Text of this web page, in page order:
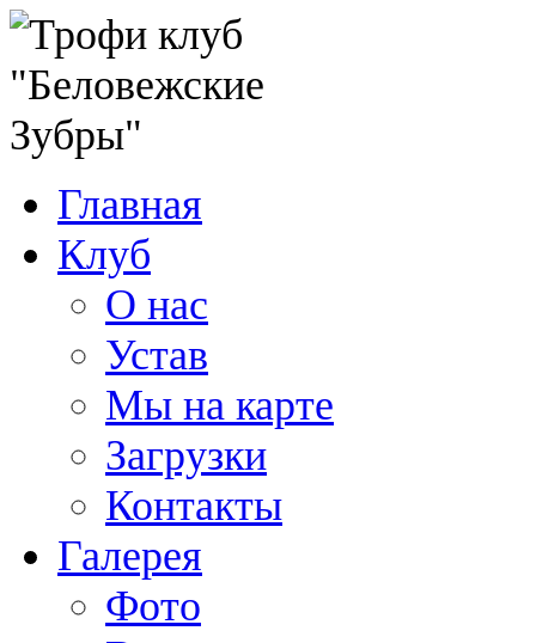
Главная
Клуб
О нас
Устав
Мы на карте
Загрузки
Контакты
Галерея
Фото